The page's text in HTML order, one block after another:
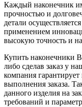
Каждый наконечник
прочностью и
детали
применением
высокую точность и
Купить наконечники
либо сделав заказ у
компания гарантирует
выполнения заказа.
данного изделия на
требований и